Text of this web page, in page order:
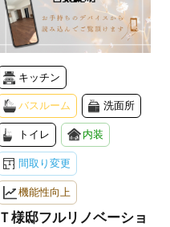
キッチン
バスルーム 洗面所
トイレ 内装
間取り変更
機能性向上
Ｔ様邸フルリノベーショ